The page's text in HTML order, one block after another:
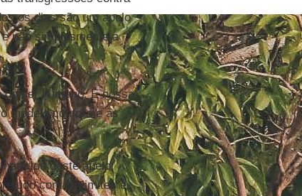
os dias são um apelo
não simplesmente a
do ser humano. É nossa
modelo conforme às
deste apelo,
com os limites e